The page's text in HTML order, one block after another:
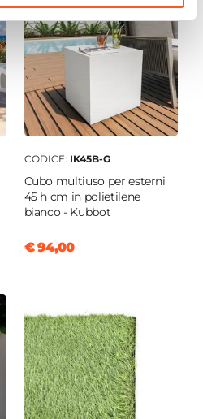
CODICE: IK45B-G
Cubo multiuso per esterni
45 h cm in polietilene
bianco - Kubbot
€ 94,00